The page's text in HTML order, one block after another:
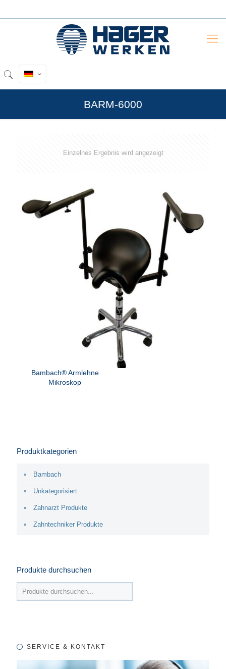
BARM-6000
Einzelnes Ergebnis wird angezeigt
Bambach® Armlehne
Mikroskop
Produktkategorien
Bambach
Unkategorisiert
Zahnarzt Produkte
Zahntechniker Produkte
Produkte durchsuchen
SERVICE & KONTAKT